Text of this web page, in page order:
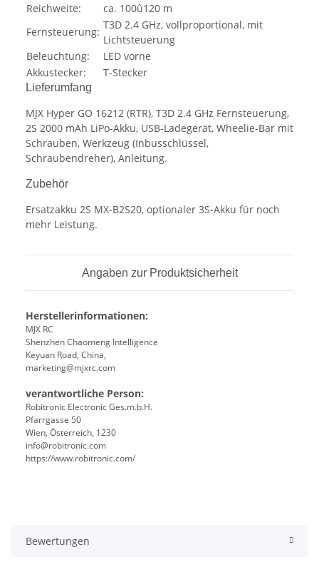
Reichweite:
ca. 100û120 m
Fernsteuerung:
T3D 2.4 GHz, vollproportional, mit
Lichtsteuerung
Beleuchtung:
LED vorne
Akkustecker:
T-Stecker
Lieferumfang
MJX Hyper GO 16212 (RTR), T3D 2.4 GHz Fernsteuerung,
2S 2000 mAh LiPo-Akku, USB-Ladegerät, Wheelie-Bar mit
Schrauben, Werkzeug (Inbusschlüssel,
Schraubendreher), Anleitung.
Zubehör
Ersatzakku 2S MX-B2S20, optionaler 3S-Akku für noch
mehr Leistung.
Angaben zur Produktsicherheit
Herstellerinformationen:
MJX RC
Shenzhen Chaomeng Intelligence
Keyuan Road, China,
marketing@mjxrc.com
verantwortliche Person:
Robitronic Electronic Ges.m.b.H.
Pfarrgasse 50
Wien, Österreich, 1230
info@robitronic.com
https://www.robitronic.com/
Bewertungen